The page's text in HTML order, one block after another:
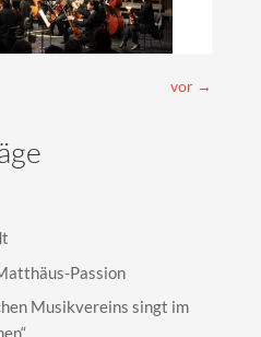
vor →
Passion
Musikvereins singt im